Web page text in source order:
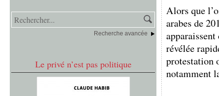
Recherche avancée
Le privé n’est pas politique
Alors que
arabes de
révélée
protestation
notamment